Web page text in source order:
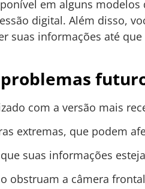
em alguns
digital. Além disso,
suas informações até
com a versão mais
extremas, que podem
suas informações
obstruam a câmera